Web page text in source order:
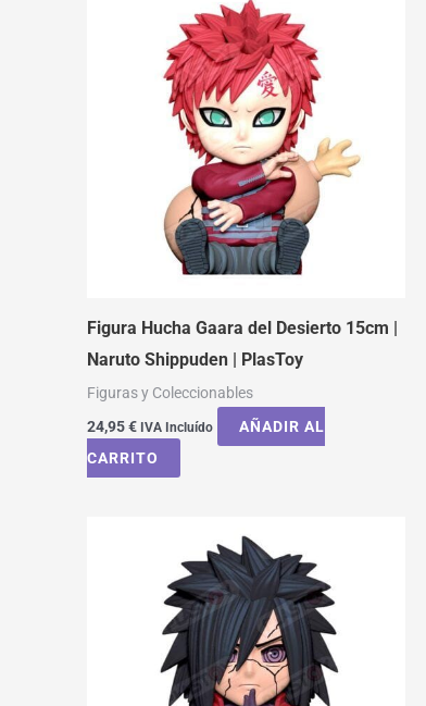
Figura Hucha Gaara del Desierto 15cm |
Naruto Shippuden | PlasToy
Figuras y Coleccionables
24,95€ IVA Incluído
AÑADIR AL
CARRITO